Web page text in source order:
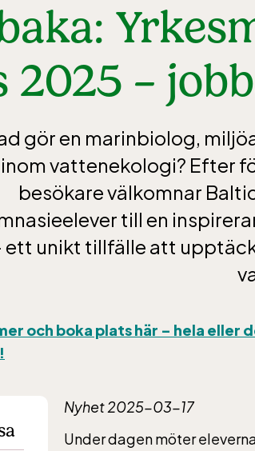
2025 –
gör en marinbiolog,
inom vattenekologi? Efter
besökare välkomnar
till en
ett unikt tillfälle att
och boka plats här – hela eller
Nyhet 2025-03-17
Under dagen möter